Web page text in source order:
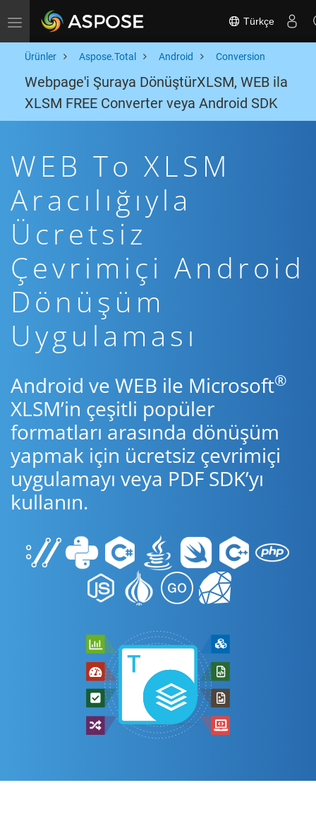
Toggle navigation Türkçe
Ürünler Aspose.Total Android Conversion
Webpage'i Şuraya DönüştürXLSM, WEB ila
XLSM FREE Converter veya Android SDK
WEB To XLSM
Aracılığıyla
Ücretsiz
Çevrimiçi Android
Dönüşüm
Uygulaması
Android ve WEB ile Microsoft®
XLSM’in çeşitli popüler
formatları arasında dönüşüm
yapmak için ücretsiz çevrimiçi
uygulamayı veya PDF SDK’yı
kullanın.